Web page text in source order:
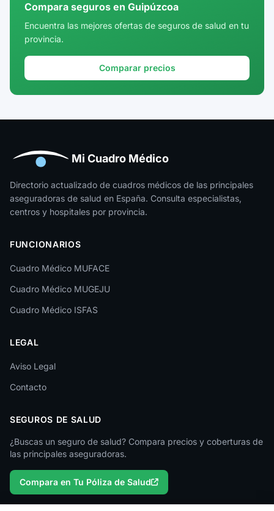
Cuenca
Girona
Huesca
Jaén
La Rioja
León
Lleida
Lugo
Málaga
Melilla
Murcia
Palencia
Pontevedra
Salamanca
Compara seguros en Guipúzcoa
Encuentra las mejores ofertas de seguros de salud en tu
provincia.
Comparar precios
Mi Cuadro Médico
Directorio actualizado de cuadros médicos de las principales
aseguradoras de salud en España. Consulta especialistas,
centros y hospitales por provincia.
FUNCIONARIOS
Cuadro Médico MUFACE
Cuadro Médico MUGEJU
Cuadro Médico ISFAS
LEGAL
Aviso Legal
Contacto
SEGUROS DE SALUD
¿Buscas un seguro de salud? Compara precios y coberturas de
las principales aseguradoras.
Compara en Tu Póliza de Salud